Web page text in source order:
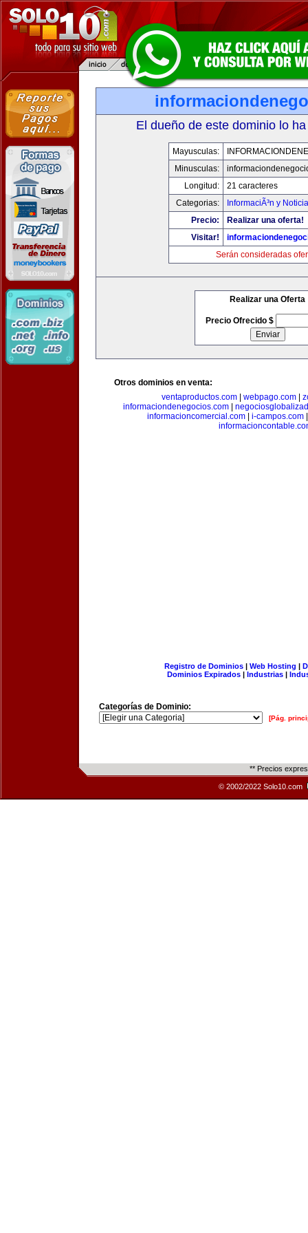
El dueño de este dominio lo
Mayusculas:
Minusculas:
Longitud:
21 caracteres
Categorias:
InformaciÃ³n y
Precio:
Realizar una oferta!
Visitar!
Serán consideradas
Realizar una Oferta
Precio Ofrecido $
Otros dominios en venta:
ventaproductos.com
webpago.com
informaciondenegocios.com|
informacioncomercial.com| i-campos.com
Registro de Dominios| Web Hosting |
Dominios Expirados | Industrias |
Categorías de Dominio:
[Pág.
** Precios
© 2002/2022 Solo10.com